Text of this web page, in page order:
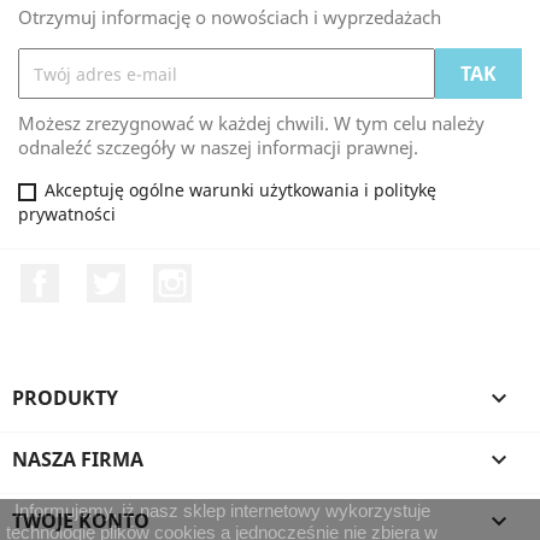
Otrzymuj informację o nowościach i wyprzedażach
Możesz zrezygnować w każdej chwili. W tym celu należy
odnaleźć szczegóły w naszej informacji prawnej.
Akceptuję ogólne warunki użytkowania i politykę
prywatności
PRODUKTY 
NASZA FIRMA 
TWOJE KONTO 
Informujemy, iż nasz sklep internetowy wykorzystuje
technologię plików cookies a jednocześnie nie zbiera w